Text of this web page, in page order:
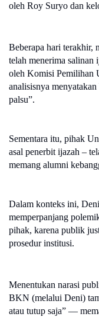
oleh Roy Suryo dan
Beberapa hari terakhir,
telah menerima salinan
oleh Komisi Pemilihan
analisisnya
palsu”.
Sementara itu, pihak
asal penerbit ijazah –
memang alumni
Dalam konteks ini,
memperpanjang
pihak, karena publik
prosedur institusi.
Menentukan narasi
BKN (melalui Deni)
atau tutup saja” —